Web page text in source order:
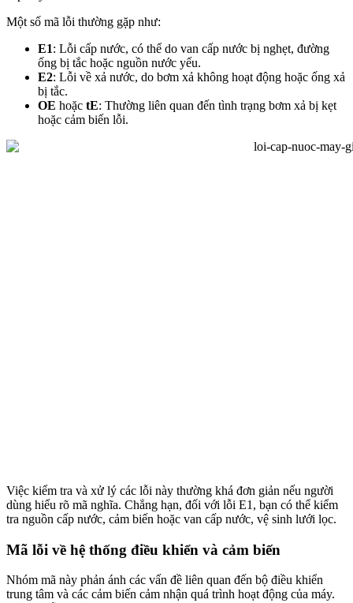
Một số mã lỗi thường gặp như:
E1: Lỗi cấp nước, có thể do van cấp nước bị nghẹt, đường
ống bị tắc hoặc nguồn nước yếu.
E2: Lỗi về xả nước, do bơm xả không hoạt động hoặc ống xả
bị tắc.
OE hoặc tE: Thường liên quan đến tình trạng bơm xả bị kẹt
hoặc cảm biến lỗi.
Việc kiểm tra và xử lý các lỗi này thường khá đơn giản nếu người
dùng hiểu rõ mã nghĩa. Chẳng hạn, đối với lỗi E1, bạn có thể kiểm
tra nguồn cấp nước, cảm biến hoặc van cấp nước, vệ sinh lưới lọc.
Mã lỗi về hệ thống điều khiển và cảm biến
Nhóm mã này phản ánh các vấn đề liên quan đến bộ điều khiển
trung tâm và các cảm biến cảm nhận quá trình hoạt động của máy.